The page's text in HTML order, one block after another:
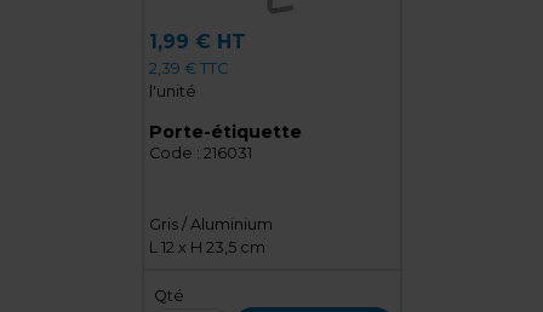
1,99 € HT
2,39 € TTC
l'unité
Porte-étiquette
Code : 216031
Gris / Aluminium
L 12 x H 23,5 cm
Qté